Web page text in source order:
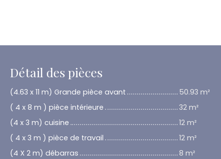
Détail des pièces
(4.63 x 11 m) Grande pièce avant
50.93 m²
( 4 x 8 m ) pièce intérieure
32 m²
(4 x 3 m) cuisine
12 m²
( 4 x 3 m ) pièce de travail
12 m²
(4 X 2 m) débarras
8 m²